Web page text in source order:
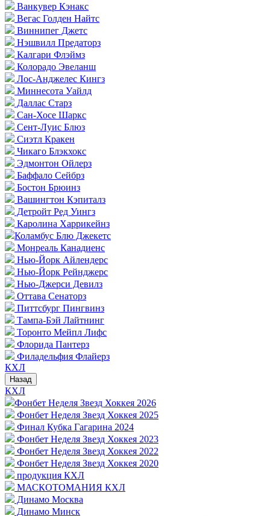
Ванкувер Кэнакс
Вегас Голден Найтс
Виннипег Джетс
Нэшвилл Предаторз
Калгари Флэймз
Колорадо Эвеланш
Лос-Анджелес Кингз
Миннесота Уайлд
Даллас Старз
Сан-Хосе Шаркс
Сент-Луис Блюз
Сиэтл Кракен
Чикаго Блэкхокс
Эдмонтон Ойлерз
Баффало Сейбрз
Бостон Брюинз
Вашингтон Кэпиталз
Детройт Ред Уингз
Каролина Харрикейнз
Коламбус Блю Джекетс
Монреаль Канадиенс
Нью-Йорк Айлендерс
Нью-Йорк Рейнджерс
Нью-Джерси Девилз
Оттава Сенаторз
Питтсбург Пингвинз
Тампа-Бэй Лайтнинг
Торонто Мейпл Лифс
Флорида Пантерз
Филадельфия Флайерз
КХЛ
Назад
КХЛ
Фонбет Неделя Звезд Хоккея 2026
Фонбет Неделя Звезд Хоккея 2025
Финал Кубка Гагарина 2024
Фонбет Неделя Звезд Хоккея 2023
Фонбет Неделя Звезд Хоккея 2022
Фонбет Неделя Звезд Хоккея 2020
продукция КХЛ
МАСКОТОМАНИЯ КХЛ
Динамо Москва
Динамо Минск